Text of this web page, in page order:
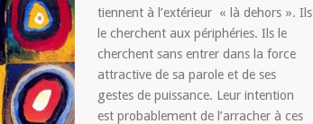
tiennent à l’extérieur « là dehors ». Ils
le cherchent aux périphéries. Ils le
cherchent sans entrer dans la force
attractive de sa parole et de ses
gestes de puissance. Leur intention
est probablement de l’arracher à ces